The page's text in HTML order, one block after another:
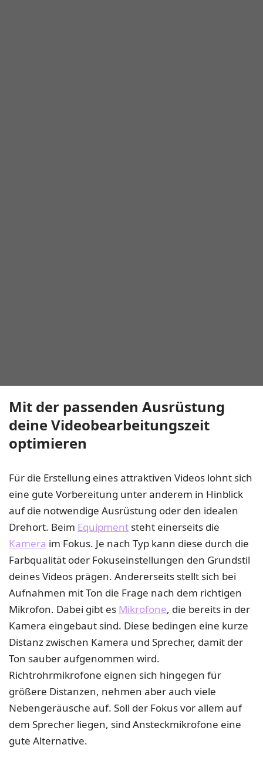
Mit der passenden Ausrüstung
deine Videobearbeitungszeit
optimieren
Für die Erstellung eines attraktiven Videos lohnt sich
eine gute Vorbereitung unter anderem in Hinblick
auf die notwendige Ausrüstung oder den idealen
Drehort. Beim Equipment steht einerseits die
Kamera im Fokus. Je nach Typ kann diese durch die
Farbqualität oder Fokuseinstellungen den Grundstil
deines Videos prägen. Andererseits stellt sich bei
Aufnahmen mit Ton die Frage nach dem richtigen
Mikrofon. Dabei gibt es Mikrofone, die bereits in der
Kamera eingebaut sind. Diese bedingen eine kurze
Distanz zwischen Kamera und Sprecher, damit der
Ton sauber aufgenommen wird.
Richtrohrmikrofone eignen sich hingegen für
größere Distanzen, nehmen aber auch viele
Nebengeräusche auf. Soll der Fokus vor allem auf
dem Sprecher liegen, sind Ansteckmikrofone eine
gute Alternative.